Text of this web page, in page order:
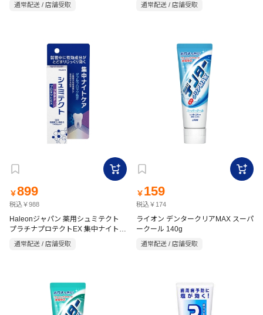
通常配送 / 店舗受取 通常配送 / 店舗受取
￥899
税込￥988
Haleonジャパン 薬用シュミテクト
プラチナプロテクトEX 集中ナイトケ
ア 【医薬部外品】
通常配送 / 店舗受取
￥ 159
税込￥174
ライオン デンタークリアMAX スーパ
ークール 140g
通常配送 / 店舗受取